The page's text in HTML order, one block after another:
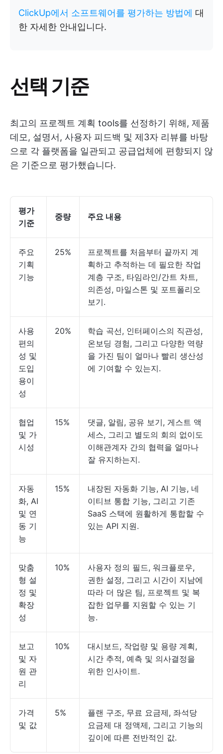
ClickUp에서 소프트웨어를 평가하는 방법에 대
한 자세한 안내입니다.
선택 기준
최고의 프로젝트 계획 tools를 선정하기 위해, 제품
데모, 설명서, 사용자 피드백 및 제3자 리뷰를 바탕
으로 각 플랫폼을 일관되고 공급업체에 편향되지 않
은 기준으로 평가했습니다.
평가
기준
중량 주요 내용
주요
기획
기능
25%
프로젝트를 처음부터 끝까지 계
획하고 추적하는 데 필요한 작업
계층 구조, 타임라인/간트 차트,
의존성, 마일스톤 및 포트폴리오
보기.
사용
편의
성 및
도입
용이
성
20%
학습 곡선, 인터페이스의 직관성,
온보딩 경험, 그리고 다양한 역량
을 가진 팀이 얼마나 빨리 생산성
에 기여할 수 있는지.
협업
및 가
시성
15%
댓글, 알림, 공유 보기, 게스트 액
세스, 그리고 별도의 회의 없이도
이해관계자 간의 협력을 얼마나
잘 유지하는지.
자동
화, AI
및 연
동 기
능
15%
내장된 자동화 기능, AI 기능, 네
이티브 통합 기능, 그리고 기존
SaaS 스택에 원활하게 통합할 수
있는 API 지원.
맞춤
형 설
정 및
확장
성
10%
사용자 정의 필드, 워크플로우,
권한 설정, 그리고 시간이 지남에
따라 더 많은 팀, 프로젝트 및 복
잡한 업무를 지원할 수 있는 기
능.
보고
및 자
원 관
리
10%
대시보드, 작업량 및 용량 계획,
시간 추적, 예측 및 의사결정을
위한 인사이트.
가격
및 값
5%
플랜 구조, 무료 요금제, 좌석당
요금제 대 정액제, 그리고 기능의
깊이에 따른 전반적인 값.